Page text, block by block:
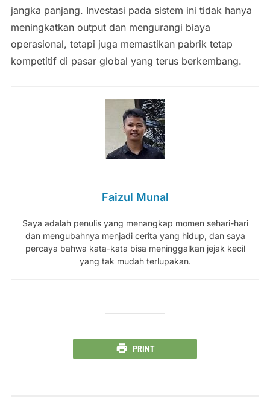
jangka panjang. Investasi pada sistem ini tidak hanya
meningkatkan output dan mengurangi biaya
operasional, tetapi juga memastikan pabrik tetap
kompetitif di pasar global yang terus berkembang.
Faizul Munal
Saya adalah penulis yang menangkap momen sehari-hari
dan mengubahnya menjadi cerita yang hidup, dan saya
percaya bahwa kata-kata bisa meninggalkan jejak kecil
yang tak mudah terlupakan.
PRINT